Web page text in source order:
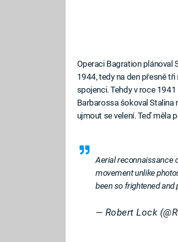
Operaci Bagration plánoval
1944, tedy na den přesně
spojenci. Tehdy v roce
Barbarossa šokoval Stalina
ujmout se velení. Teď měla
Aerial reconnaissance
movement unlike
been so frightened and
— Robert Lock